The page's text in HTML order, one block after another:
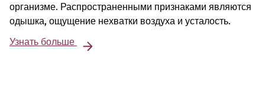
организме. Распространенными признаками являются
одышка, ощущение нехватки воздуха и усталость.
Узнать больше